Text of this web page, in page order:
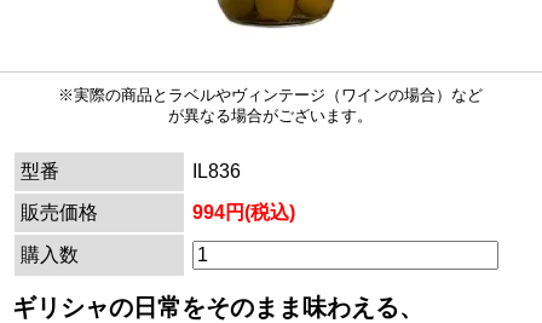
※実際の商品とラベルやヴィンテージ（ワインの場合）など
が異なる場合がございます。
型番
IL836
販売価格
994円(税込)
購入数
ギリシャの日常をそのまま味わえる、